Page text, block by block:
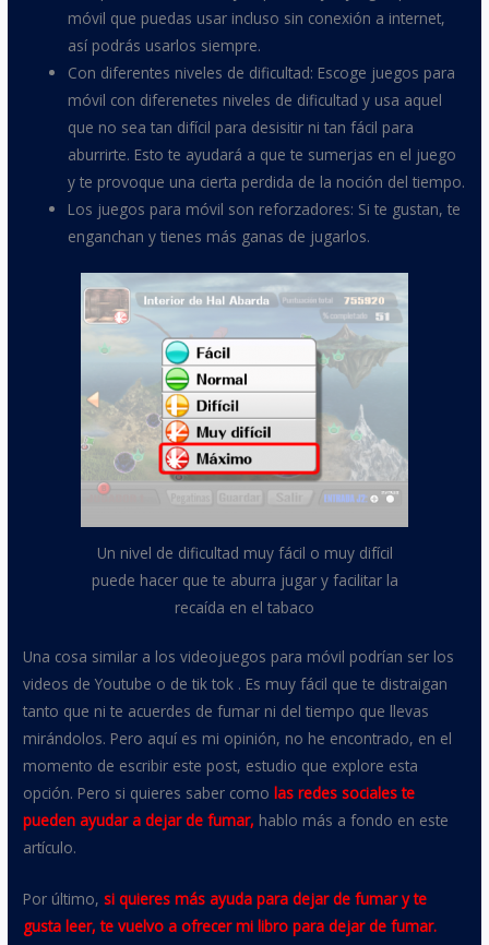
móvil que puedas usar incluso sin conexión a internet,
así podrás usarlos siempre.
Con diferentes niveles de dificultad: Escoge juegos para
móvil con diferenetes niveles de dificultad y usa aquel
que no sea tan difícil para desisitir ni tan fácil para
aburrirte. Esto te ayudará a que te sumerjas en el juego
y te provoque una cierta perdida de la noción del tiempo.
Los juegos para móvil son reforzadores: Si te gustan, te
enganchan y tienes más ganas de jugarlos.
Un nivel de dificultad muy fácil o muy difícil
puede hacer que te aburra jugar y facilitar la
recaída en el tabaco
Una cosa similar a los videojuegos para móvil podrían ser los
videos de Youtube o de tik tok . Es muy fácil que te distraigan
tanto que ni te acuerdes de fumar ni del tiempo que llevas
mirándolos. Pero aquí es mi opinión, no he encontrado, en el
momento de escribir este post, estudio que explore esta
opción. Pero si quieres saber como las redes sociales te
pueden ayudar a dejar de fumar, hablo más a fondo en este
artículo.
Por último,si quieres más ayuda para dejar de fumar y te
gusta leer, te vuelvo a ofrecer mi libro para dejar de fumar.